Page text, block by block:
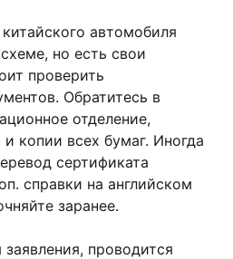
автомобиля
но есть свои
проверить
Обратитесь в
отделение,
копии всех бумаг. Иногда
сертификата
справки на английском
заранее.
проводится